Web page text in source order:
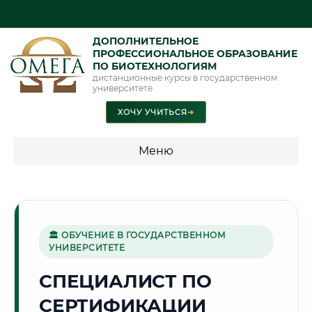
ДОПОЛНИТЕЛЬНОЕ
ПРОФЕССИОНАЛЬНОЕ ОБРАЗОВАНИЕ
ПО БИОТЕХНОЛОГИЯМ
дистанционные курсы в государственном
университете
ХОЧУ УЧИТЬСЯ➜
Меню
🌉
Г. САМАРА
🏛 ОБУЧЕНИЕ В ГОСУДАРСТВЕННОМ
УНИВЕРСИТЕТЕ
СПЕЦИАЛИСТ ПО
СЕРТИФИКАЦИИ